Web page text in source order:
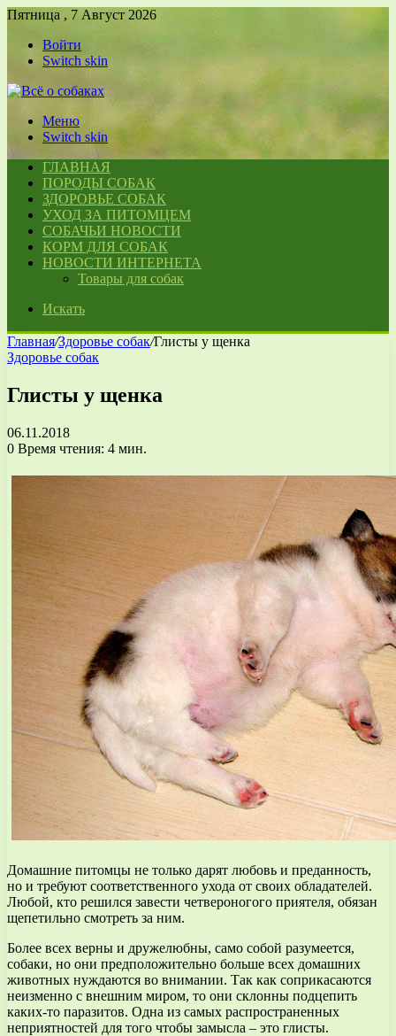
Пятница , 7 Август 2026
Войти
Switch skin
Меню
Switch skin
ГЛАВНАЯ
ПОРОДЫ СОБАК
ЗДОРОВЬЕ СОБАК
УХОД ЗА ПИТОМЦЕМ
СОБАЧЬИ НОВОСТИ
КОРМ ДЛЯ СОБАК
НОВОСТИ ИНТЕРНЕТА
Товары для собак
Искать
Главная/Здоровье собак/Глисты у щенка
Здоровье собак
Глисты у щенка
06.11.2018
0 Время чтения: 4 мин.
Домашние питомцы не только дарят любовь и преданность,
но и требуют соответственного ухода от своих обладателей.
Любой, кто решился завести четвероногого приятеля, обязан
щепетильно смотреть за ним.
Более всех верны и дружелюбны, само собой разумеется,
собаки, но они предположительно больше всех домашних
животных нуждаются во внимании. Так как соприкасаются
неизменно с внешним миром, то они склонны подцепить
каких-то паразитов. Одна из самых распространенных
неприятностей для того чтобы замысла – это глисты.